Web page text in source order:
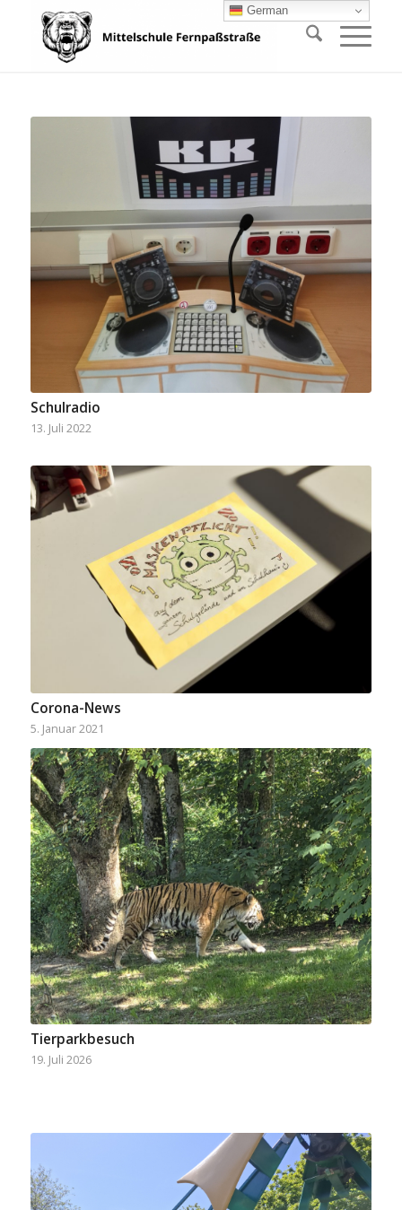
Schulradio
13. Juli 2022
Corona-News
5. Januar 2021
Tierparkbesuch
19. Juli 2026
German